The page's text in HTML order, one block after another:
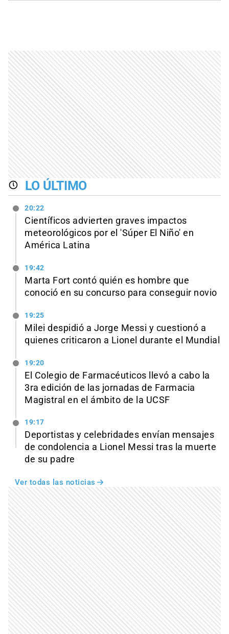
LO ÚLTIMO
20:22
Científicos advierten graves impactos
meteorológicos por el 'Súper El Niño' en
América Latina
19:42
Marta Fort contó quién es hombre que
conoció en su concurso para conseguir novio
19:25
Milei despidió a Jorge Messi y cuestionó a
quienes criticaron a Lionel durante el Mundial
19:20
El Colegio de Farmacéuticos llevó a cabo la
3ra edición de las jornadas de Farmacia
Magistral en el ámbito de la UCSF
19:17
Deportistas y celebridades envían mensajes
de condolencia a Lionel Messi tras la muerte
de su padre
Ver todas las noticias